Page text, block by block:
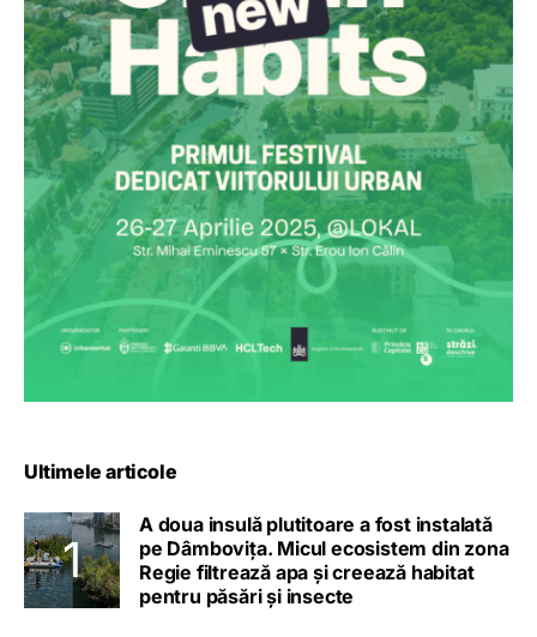
Ultimele articole
A doua insulă plutitoare a fost instalată
pe Dâmbovița. Micul ecosistem din zona
Regie filtrează apa și creează habitat
pentru păsări și insecte